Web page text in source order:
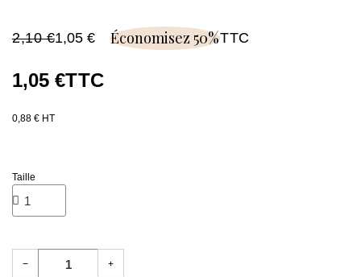
2,10 €1,05 € Économisez 50%TTC
1,05 €TTC
0,88 € HT
Taille
− +